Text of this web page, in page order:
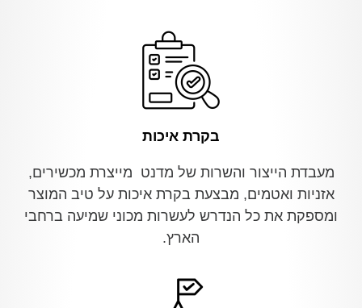
בקרת איכות
מעבדת הייצור והשרות של מדנט מייצרת מכשירים,
אזניות ואטמים, מבצעת בקרת איכות על טיב המוצר
ומספקת את כל הנדרש לעשרות מכוני שמיעה ברחבי
הארץ.